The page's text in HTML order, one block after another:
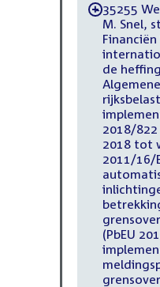
-35255
M. Snel,
de
2018/822
2018 tot
2011/16/
(PbEU